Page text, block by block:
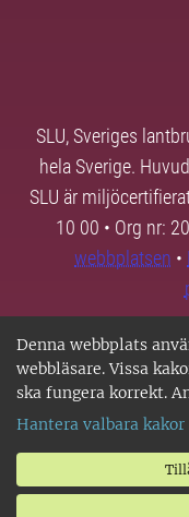
Denna webbplats
webbläsare. Vissa
ska fungera korrekt.
Hantera valbara kakor
SLU, Sveriges
hela Sverige.
SLU är
10 00 • Org nr:
webbplatsen •